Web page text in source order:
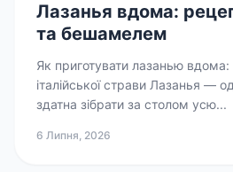
Лазанья вдома:
та бешамелем
Як приготувати лазанью вдома:
італійської страви Лазанья —
здатна зібрати за столом усю...
6 Липня, 2026